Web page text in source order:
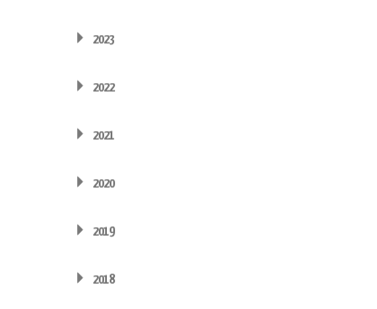
2023
2022
2021
2020
2019
2018